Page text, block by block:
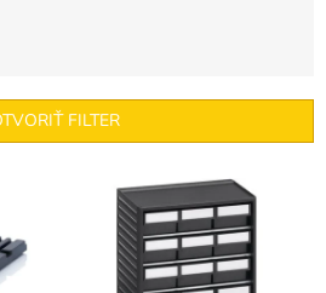
FILTER